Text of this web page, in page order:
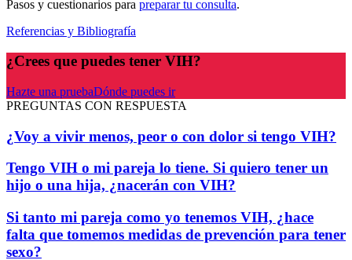
Pasos y cuestionarios para preparar tu consulta.
Referencias y Bibliografía
¿Crees que puedes tener VIH?
Hazte una pruebaDónde puedes ir
PREGUNTAS CON RESPUESTA
¿Voy a vivir menos, peor o con dolor si tengo VIH?
Tengo VIH o mi pareja lo tiene. Si quiero tener un
hijo o una hija, ¿nacerán con VIH?
Si tanto mi pareja como yo tenemos VIH, ¿hace
falta que tomemos medidas de prevención para tener
sexo?